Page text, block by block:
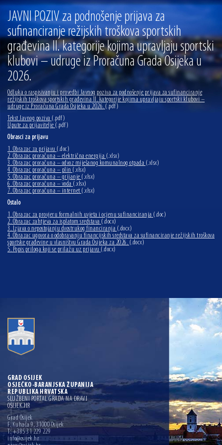
13.07.2026 | Ljetnim izdanjem Večeri vina i umjetnosti završen Vinski mjesec
07.07.2026 | Održana 8. sjednica Gradskog vijeća Grada Osijeka. Gradonačelnik
Radić istaknuo da je u osječke vrtiće upisan rekordan broj djece, te najavio cjelovitu
obnovu glavnog osječkog Trga Ante Starčevića
06.07.2026 | Brevis koncertom u Zlatnoj dvorani Musikvereina obilježio 30 godina
djelovanja
04.07.2026 | Zbog povoljnih vodostaja i pravodobnih mjera komarci ove godine pod
kontrolom
04.08.2026 | U Osijeku obilježen Dan pobjede i domovinske zahvalnosti i Dan
hrvatskih branitelja
JAVNI POZIV za podnošenje prijava za
sufinanciranje režijskih troškova sportskih
građevina II. kategorije kojima upravljaju sportski
klubovi – udruge iz Proračuna Grada Osijeka u
2026.
Odluka o raspisivanju i provedbi Javnog poziva za podnošenje prijava za sufinanciranje
režijskih troškova sportskih građevina II. kategorije kojima upravljaju sportski klubovi –
udruge iz Proračuna Grada Osijeka u 2026. (.pdf)
Tekst Javnog poziva (.pdf)
Upute za prijavitelje (.pdf)
Obrasci za prijavu
1. Obrazac za prijavu (.doc)
2. Obrazac proračuna – električna energija (.xlsx)
3. Obrazac proračuna – odvoz miješanog komunalnog otpada (.xlsx)
4. Obrazac proračuna – plin (.xlsx)
5. Obrazac proračuna – grijanje (.xlsx)
6. Obrazac proračuna – voda (.xlsx)
7. Obrazac proračuna – internet (.xlsx)
Ostalo
1. Obrazac za provjeru formalnih uvjeta i ocjenu sufinanciranja (.doc)
2. Obrazac zahtjeva za isplatom sredstava (.docx)
3. Izjava o nepostojanju dvostrukog financiranja (.docx)
4. Obrazac ugovora o odobravanju financijskih sredstava za sufinanciranje režijskih troškova
sportske građevine u vlasništvu Grada Osijeka za 2026. (.docx)
5. Popis priloga koji se prilažu uz prijavu (.docx)
GRAD OSIJEK
OSJEČKO-BARANJSKA ŽUPANIJA
REPUBLIKA HRVATSKA
SLUŽBENI PORTAL GRADA NA DRAVI
OSIJEK.HR
Grad Osijek
F. Kuhača 9, 31000 Osijek
T: +385 31 229 229
info@osijek.hr